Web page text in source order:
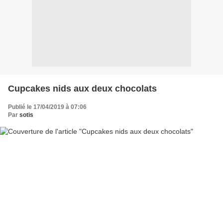
Cupcakes nids aux deux chocolats
Publié le 17/04/2019 à 07:06
Par sotis